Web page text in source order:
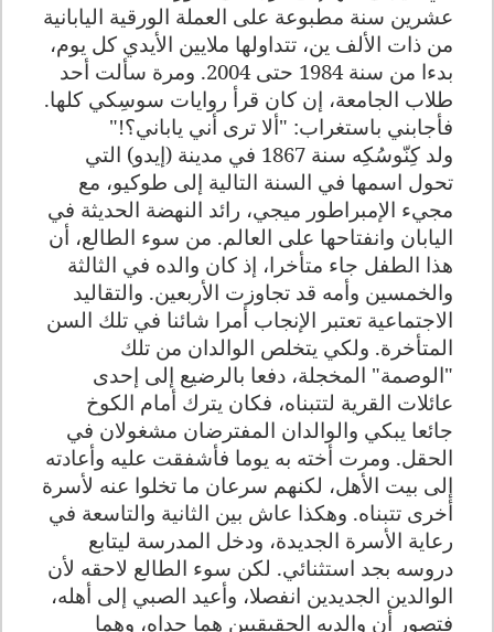
عشرين سنة مطبوعة على العملة الورقية اليابانية
من ذات الألف ين، تتداولها ملايين الأيدي كل يوم،
بدءا من سنة 1984 حتى 2004. ومرة سألت أحد
طلاب الجامعة، إن كان قرأ روايات سوسِكي كلها.
فأجابني باستغراب: "ألا ترى أني ياباني؟!"
ولد كِنّوسُكِه سنة 1867 في مدينة (إيدو) التي
تحول اسمها في السنة التالية إلى طوكيو، مع
مجيء الإمبراطور ميجي، رائد النهضة الحديثة في
اليابان وانفتاحها على العالم. من سوء الطالع، أن
هذا الطفل جاء متأخرا، إذ كان والده في الثالثة
والخمسين وأمه قد تجاوزت الأربعين. والتقاليد
الاجتماعية تعتبر الإنجاب أمرا شائنا في تلك السن
المتأخرة. ولكي يتخلص الوالدان من تلك
"الوصمة" المخجلة، دفعا بالرضيع إلى إحدى
عائلات القرية لتتبناه، فكان يترك أمام الكوخ
جائعا يبكي والوالدان المفترضان مشغولان في
الحقل. ومرت أخته به يوما فأشفقت عليه وأعادته
إلى بيت الأهل، لكنهم سرعان ما تخلوا عنه لأسرة
أخرى تتبناه. وهكذا عاش بين الثانية والتاسعة في
رعاية الأسرة الجديدة، ودخل المدرسة ليتابع
دروسه بجد استثنائي. لكن سوء الطالع لاحقه لأن
الوالدين الجديدين انفصلا، وأعيد الصبي إلى أهله،
فتصور أن والديه الحقيقيين هما جداه، وهما